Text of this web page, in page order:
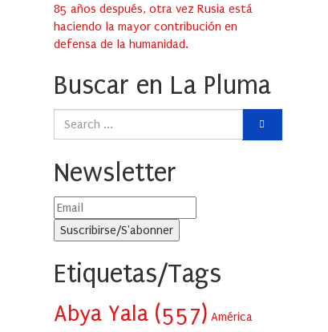
85 años después, otra vez Rusia está
haciendo la mayor contribución en
defensa de la humanidad.
Buscar en La Pluma
Newsletter
Etiquetas/Tags
Abya Yala (557) América